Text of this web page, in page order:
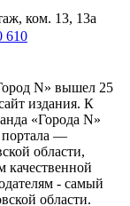
ком. 13, 13а
610
N» вышел 25
издания. К
«Города N»
портала —
области,
качественной
- самый
области.